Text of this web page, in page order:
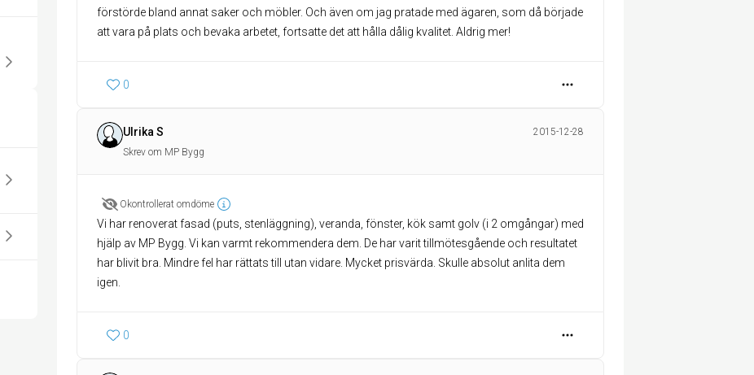
förstörde bland annat saker och möbler. Och även om jag pratade med ägaren, som då började
att vara på plats och bevaka arbetet, fortsatte det att hålla dålig kvalitet. Aldrig mer!
0
Ulrika S
2015-12-28
Skrev om MP Bygg
Okontrollerat omdöme
Vi har renoverat fasad (puts, stenläggning), veranda, fönster, kök samt golv (i 2 omgångar) med
hjälp av MP Bygg. Vi kan varmt rekommendera dem. De har varit tillmötesgående och resultatet
har blivit bra. Mindre fel har rättats till utan vidare. Mycket prisvärda. Skulle absolut anlita dem
igen.
0